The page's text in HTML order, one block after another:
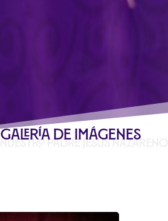
Galería de Imágenes